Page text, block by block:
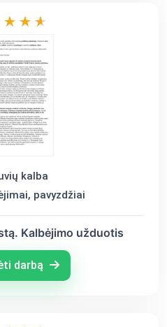
kalba
pavyzdžiai
Kalbėjimo užduotis
darbą